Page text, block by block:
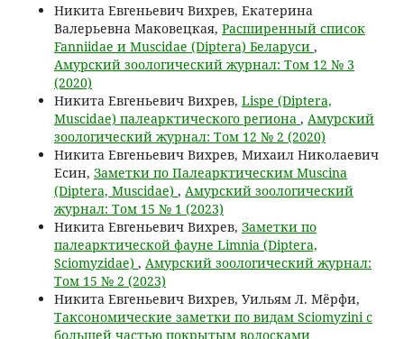
Никита Евгеньевич Вихрев, Екатерина
Валерьевна Маковецкая, Расширенный список
Fanniidae и Muscidae (Diptera) Беларуси ,
Амурский зоологический журнал: Том 12 № 3
(2020)
Никита Евгеньевич Вихрев, Lispe (Diptera,
Muscidae) палеарктического региона , Амурский
зоологический журнал: Том 12 № 2 (2020)
Никита Евгеньевич Вихрев, Михаил Николаевич
Есин, Заметки по Палеарктическим Muscina
(Diptera, Muscidae) , Амурский зоологический
журнал: Том 15 № 1 (2023)
Никита Евгеньевич Вихрев, Заметки по
палеарктической фауне Limnia (Diptera,
Sciomyzidae) , Амурский зоологический журнал:
Том 15 № 2 (2023)
Никита Евгеньевич Вихрев, Уильям Л. Мёрфи,
Таксономические заметки по видам Sciomyzini с
большей частью покрытым волосками